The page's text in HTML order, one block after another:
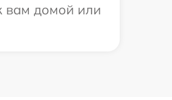
вам домой или